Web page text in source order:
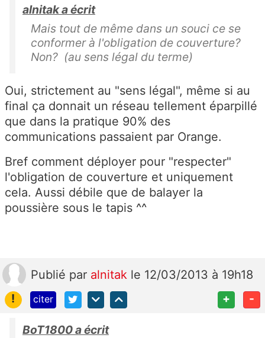
alnitak a écrit
Mais tout de même dans un souci ce se
conformer à l'obligation de couverture?
Non? (au sens légal du terme)
Oui, strictement au "sens légal", même si au
final ça donnait un réseau tellement éparpillé
que dans la pratique 90% des
communications passaient par Orange.
Bref comment déployer pour "respecter"
l'obligation de couverture et uniquement
cela. Aussi débile que de balayer la
poussière sous le tapis ^^
Publié par alnitak le 12/03/2013 à 19h18
!
citer + -
BoT1800 a écrit